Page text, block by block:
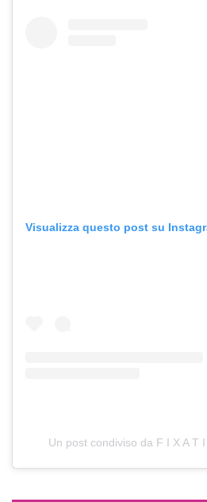
Visualizza questo post su
Un post condiviso da F I X A T